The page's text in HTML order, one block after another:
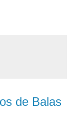
de Balas